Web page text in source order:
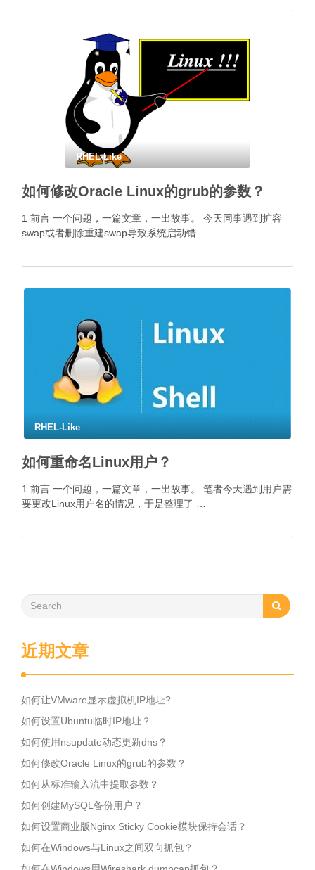
RHEL-Like
如何修改Oracle Linux的grub的参数？
1 前言 一个问题，一篇文章，一出故事。 今天同事遇到扩容
swap或者删除重建swap导致系统启动错 …
RHEL-Like
如何重命名Linux用户？
1 前言 一个问题，一篇文章，一出故事。 笔者今天遇到用户需
要更改Linux用户名的情况，于是整理了 …
近期文章
如何让VMware显示虚拟机IP地址?
如何设置Ubuntu临时IP地址？
如何使用nsupdate动态更新dns？
如何修改Oracle Linux的grub的参数？
如何从标准输入流中提取参数？
如何创建MySQL备份用户？
如何设置商业版Nginx Sticky Cookie模块保持会话？
如何在Windows与Linux之间双向抓包？